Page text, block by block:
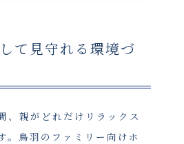
て見守れる環境づ
、親がどれだけリラックス
。鳥羽のファミリー向けホ